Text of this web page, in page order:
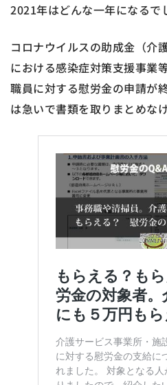
2021年はどんな一年になるで
コロナウイルスの助成金（介
における感染症対策支援事業
職員に対する慰労金の申請が
は急いで書類を取りまとめな